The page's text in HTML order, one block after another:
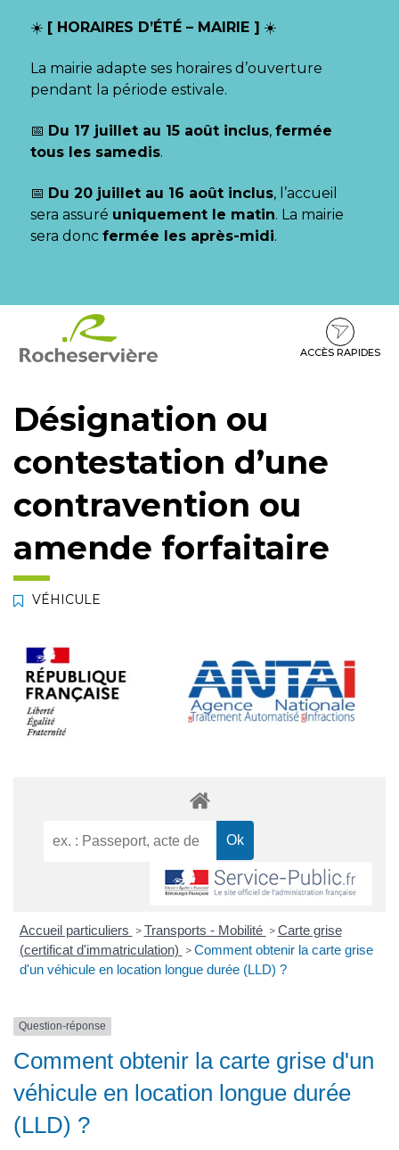
☀️ [ HORAIRES D’ÉTÉ – MAIRIE ] ☀️
La mairie adapte ses horaires d’ouverture
pendant la période estivale.
📅 Du 17 juillet au 15 août inclus, fermée
tous les samedis.
📅 Du 20 juillet au 16 août inclus, l’accueil
sera assuré uniquement le matin. La mairie
sera donc fermée les après-midi.
contenu
pied
ACCÈS RAPIDES
Désignation ou
contestation d’une
contravention ou
amende forfaitaire
VÉHICULE
Accueil particuliers > Transports - Mobilité > Carte grise
(certificat d'immatriculation) > Comment obtenir la carte grise
d'un véhicule en location longue durée (LLD) ?
Question-réponse
Comment obtenir la carte grise d'un
véhicule en location longue durée
(LLD) ?